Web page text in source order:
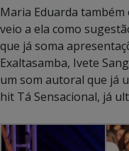
Maria Eduarda também
veio a ela como
que já soma
Exaltasamba, Ivete
um som autoral que já
hit Tá Sensacional, já